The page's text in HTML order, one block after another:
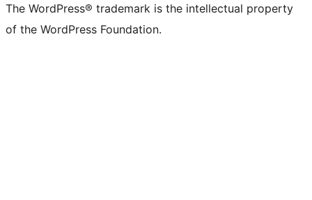
The WordPress® trademark is the intellectual property
of the WordPress Foundation.